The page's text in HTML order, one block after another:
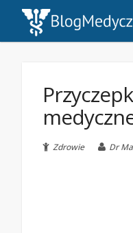
Zdrowie Dr